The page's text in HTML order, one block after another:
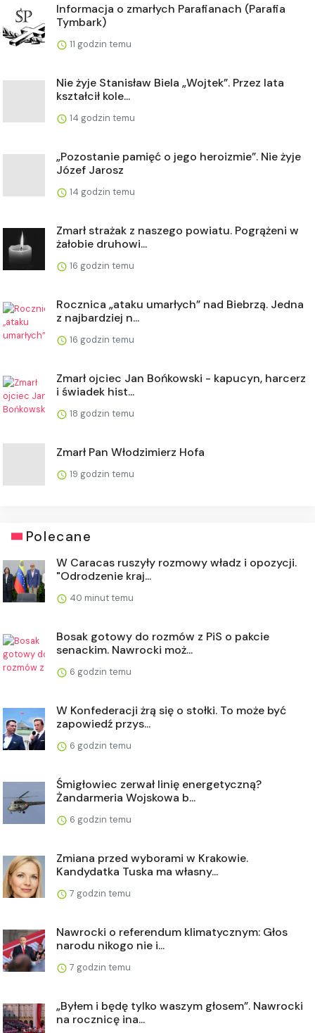
Informacja o zmarłych Parafianach (Parafia
Tymbark)
11 godzin temu
Nie żyje Stanisław Biela „Wojtek”. Przez lata
kształcił kole...
14 godzin temu
„Pozostanie pamięć o jego heroizmie”. Nie żyje
Józef Jarosz
14 godzin temu
Zmarł strażak z naszego powiatu. Pogrążeni w
żałobie druhowi...
16 godzin temu
Rocznica „ataku umarłych” nad Biebrzą. Jedna
z najbardziej n...
16 godzin temu
Zmarł ojciec Jan Bońkowski - kapucyn, harcerz
i świadek hist...
18 godzin temu
Zmarł Pan Włodzimierz Hofa
19 godzin temu
Polecane
W Caracas ruszyły rozmowy władz i opozycji.
"Odrodzenie kraj...
40 minut temu
Bosak gotowy do rozmów z PiS o pakcie
senackim. Nawrocki moż...
6 godzin temu
W Konfederacji żrą się o stołki. To może być
zapowiedź przys...
6 godzin temu
Śmigłowiec zerwał linię energetyczną?
Żandarmeria Wojskowa b...
6 godzin temu
Zmiana przed wyborami w Krakowie.
Kandydatka Tuska ma własny...
7 godzin temu
Nawrocki o referendum klimatycznym: Głos
narodu nikogo nie i...
7 godzin temu
„Byłem i będę tylko waszym głosem”. Nawrocki
na rocznicę ina...